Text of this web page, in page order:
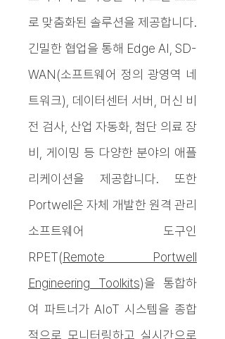
로 맞춤화된 솔루션을 제공합니다.
긴밀한 협업을 통해 Edge AI, SD-
WAN(소프트웨어 정의 광영역 네
트워크), 데이터센터 서버, 머신 비
전 검사, 산업 자동화, 첨단 의료 장
비, 게이밍 등 다양한 분야의 애플
리케이션을 제공합니다. 또한
Portwell은 자체 개발한 원격 관리
소프트웨어 도구인
RPET(Remote Portwell
Engineering Toolkits)을 통합하
여 파트너가 AIoT 시스템을 종합
적으로 모니터링하고 실시간으로